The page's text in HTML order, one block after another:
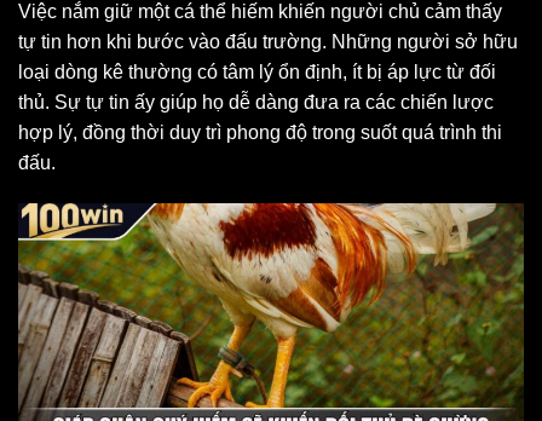
Việc nắm giữ một cá thể hiếm khiến người chủ cảm thấy
tự tin hơn khi bước vào đấu trường. Những người sở hữu
loại dòng kê thường có tâm lý ổn định, ít bị áp lực từ đối
thủ. Sự tự tin ấy giúp họ dễ dàng đưa ra các chiến lược
hợp lý, đồng thời duy trì phong độ trong suốt quá trình thi
đấu.